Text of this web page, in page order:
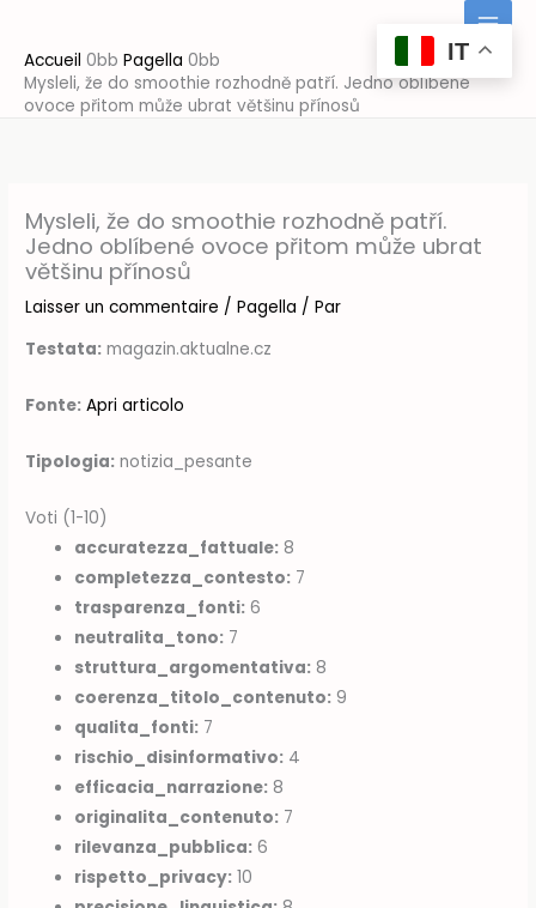
contenu
Accueil
Pagella
Mysleli, že do smoothie rozhodně patří. Jedno oblíbené
ovoce přitom může ubrat většinu přínosů
Mysleli, že do smoothie rozhodně patří.
Jedno oblíbené ovoce přitom může ubrat
většinu přínosů
Laisser un commentaire /Pagella / Par
Testata: magazin.aktualne.cz
Fonte: Apri articolo
Tipologia: notizia_pesante
Voti (1-10)
accuratezza_fattuale: 8
completezza_contesto: 7
trasparenza_fonti: 6
neutralita_tono: 7
struttura_argomentativa: 8
coerenza_titolo_contenuto: 9
qualita_fonti: 7
rischio_disinformativo: 4
efficacia_narrazione: 8
originalita_contenuto: 7
rilevanza_pubblica: 6
rispetto_privacy: 10
IT